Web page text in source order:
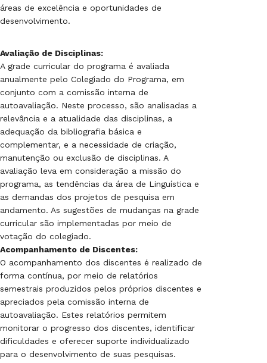
áreas de excelência e oportunidades de
desenvolvimento.
Avaliação de Disciplinas:
A grade curricular do programa é avaliada
anualmente pelo Colegiado do Programa, em
conjunto com a comissão interna de
autoavaliação. Neste processo, são analisadas a
relevância e a atualidade das disciplinas, a
adequação da bibliografia básica e
complementar, e a necessidade de criação,
manutenção ou exclusão de disciplinas. A
avaliação leva em consideração a missão do
programa, as tendências da área de Linguística e
as demandas dos projetos de pesquisa em
andamento. As sugestões de mudanças na grade
curricular são implementadas por meio de
votação do colegiado.
Acompanhamento de Discentes:
O acompanhamento dos discentes é realizado de
forma contínua, por meio de relatórios
semestrais produzidos pelos próprios discentes e
apreciados pela comissão interna de
autoavaliação. Estes relatórios permitem
monitorar o progresso dos discentes, identificar
dificuldades e oferecer suporte individualizado
para o desenvolvimento de suas pesquisas.